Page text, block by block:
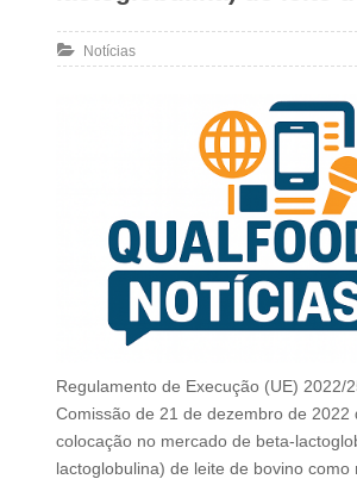
Notícias
Regulamento de Execução (UE) 2022/
Comissão de 21 de dezembro de 2022
colocação no mercado de beta-
lactoglobulina) de leite de bovino como